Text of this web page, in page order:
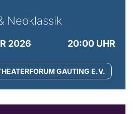
Neoklassik
2026
20:00 UHR
GAUTING E.V.